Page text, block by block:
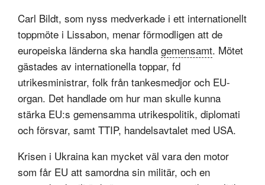
Carl Bildt, som nyss medverkade i ett internationellt
toppmöte i Lissabon, menar förmodligen att de
europeiska länderna ska handla gemensamt. Mötet
gästades av internationella toppar, fd
utrikesministrar, folk från tankesmedjor och EU-
organ. Det handlade om hur man skulle kunna
stärka EU:s gemensamma utrikespolitik, diplomati
och försvar, samt TTIP, handelsavtalet med USA.
Krisen i Ukraina kan mycket väl vara den motor
som får EU att samordna sin militär, och en